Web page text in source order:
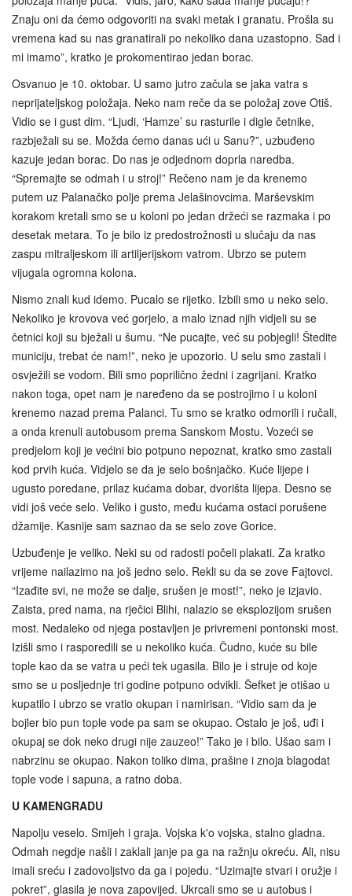
Znaju oni da ćemo odgovoriti na svaki metak i granatu. Prošla su
vremena kad su nas granatirali po nekoliko dana uzastopno. Sad i
mi imamo”, kratko je prokomentirao jedan borac.
Osvanuo je 10. oktobar. U samo jutro začula se jaka vatra s
neprijateljskog položaja. Neko nam reče da se položaj zove Otiš.
Vidio se i gust dim. “Ljudi, ‘Hamze’ su rasturile i digle četnike,
razbježali su se. Možda ćemo danas ući u Sanu?”, uzbuđeno
kazuje jedan borac. Do nas je odjednom doprla naredba.
“Spremajte se odmah i u stroj!” Rečeno nam je da krenemo
putem uz Palanačko polje prema Jelašinovcima. Marševskim
korakom kretali smo se u koloni po jedan držeći se razmaka i po
desetak metara. To je bilo iz predostrožnosti u slučaju da nas
zaspu mitraljeskom ili artiljerijskom vatrom. Ubrzo se putem
vijugala ogromna kolona.
Nismo znali kud idemo. Pucalo se rijetko. Izbili smo u neko selo.
Nekoliko je krovova već gorjelo, a malo iznad njih vidjeli su se
četnici koji su bježali u šumu. “Ne pucajte, već su pobjegli! Štedite
municiju, trebat će nam!”, neko je upozorio. U selu smo zastali i
osvježili se vodom. Bili smo poprilično žedni i zagrijani. Kratko
nakon toga, opet nam je naređeno da se postrojimo i u koloni
krenemo nazad prema Palanci. Tu smo se kratko odmorili i ručali,
a onda krenuli autobusom prema Sanskom Mostu. Vozeći se
predjelom koji je većini bio potpuno nepoznat, kratko smo zastali
kod prvih kuća. Vidjelo se da je selo bošnjačko. Kuće lijepe i
ugusto poredane, prilaz kućama dobar, dvorišta lijepa. Desno se
vidi još veće selo. Veliko i gusto, među kućama ostaci porušene
džamije. Kasnije sam saznao da se selo zove Gorice.
Uzbuđenje je veliko. Neki su od radosti počeli plakati. Za kratko
vrijeme nailazimo na još jedno selo. Rekli su da se zove Fajtovci.
“Izađite svi, ne može se dalje, srušen je most!”, neko je izjavio.
Zaista, pred nama, na rječici Blihi, nalazio se eksplozijom srušen
most. Nedaleko od njega postavljen je privremeni pontonski most.
Izišli smo i rasporedili se u nekoliko kuća. Čudno, kuće su bile
tople kao da se vatra u peći tek ugasila. Bilo je i struje od koje
smo se u posljednje tri godine potpuno odvikli. Šefket je otišao u
kupatilo i ubrzo se vratio okupan i namirisan. “Vidio sam da je
bojler bio pun tople vode pa sam se okupao. Ostalo je još, uđi i
okupaj se dok neko drugi nije zauzeo!” Tako je i bilo. Ušao sam i
nabrzinu se okupao. Nakon toliko dima, prašine i znoja blagodat
tople vode i sapuna, a ratno doba.
U KAMENGRADU
Napolju veselo. Smijeh i graja. Vojska k'o vojska, stalno gladna.
Odmah negdje našli i zaklali janje pa ga na ražnju okreću. Ali, nisu
imali sreću i zadovoljstvo da ga i pojedu. “Uzimajte stvari i oružje i
pokret”, glasila je nova zapovijed. Ukrcali smo se u autobus i